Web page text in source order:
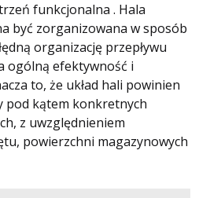
funkcjonalna . Hala
być zorganizowana w sposób
organizację przepływu
ogólną efektywność i
to, że układ hali powinien
pod kątem konkretnych
z uwzględnieniem
powierzchni magazynowych